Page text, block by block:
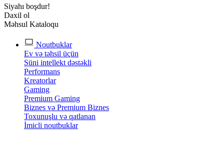
Siyahı boşdur!
Daxil ol
Məhsul Kataloqu
Noutbuklar
Ev və təhsil üçün
Süni intellekt dəstəkli
Performans
Kreatorlar
Gaming
Premium Gaming
Biznes və Premium Biznes
Toxunuşlu və qatlanan
İmicli noutbuklar